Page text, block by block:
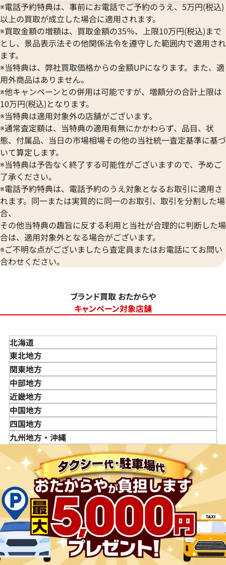
※電話予約特典は、事前にお電話でご予約のうえ、5万円(税込)
以上の買取が成立した場合に適用されます。
※買取金額の増額は、買取金額の35％、上限10万円(税込)まで
とし、景品表示法その他関係法令を遵守した範囲内で適用され
ます。
※当特典は、弊社買取価格からの金額UPになります。また、適
用外商品はありません。
※他キャンペーンとの併用は可能ですが、増額分の合計上限は
10万円(税込)となります。
※当特典は適用対象外の店舗がございます。
※通常査定額は、当特典の適用有無にかかわらず、品目、状
態、付属品、当日の市場相場その他の当社統一査定基準に基づ
いて算定します。
※当特典は予告なく終了する可能性がございますので、予めご
了承ください。
※電話予約特典は、電話予約のうえ対象となるお取引に適用さ
れます。同一または実質的に同一のお取引、取引を分割した場
合、
その他当特典の趣旨に反する利用と当社が合理的に判断した場
合は、適用対象外となる場合がございます。
※ご不明な点がございましたら査定員またはお電話にてお問い
合わせください。
ブランド買取 おたからや
キャンペーン対象店舗
北海道
東北地方
青森県
岩手県
宮城県
秋田県
山形県
福島県
関東地方
東京都
神奈川県
埼玉県
千葉県
茨城県
栃木県
群馬県
中部地方
新潟県
富山県
石川県
山梨県
長野県
岐阜県
静岡県
愛知県
近畿地方
三重県
滋賀県
京都府
兵庫県
奈良県
和歌山県
中国地方
鳥取県
島根県
広島県
山口県
四国地方
徳島県
愛媛県
九州地方・沖縄
佐賀県
長崎県
熊本県
大分県
宮崎県
鹿児島県